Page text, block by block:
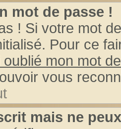
mot de passe !
! Si votre mot
Pour ce
oublié mon mot
vous
mais ne